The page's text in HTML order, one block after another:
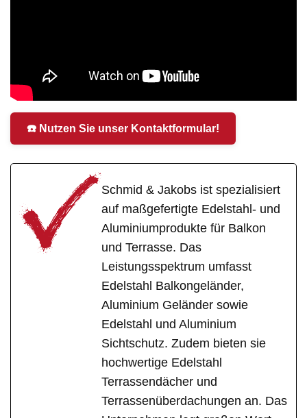
☎️ Nutzen Sie unser Kontaktformular!
Schmid & Jakobs ist spezialisiert
auf maßgefertigte Edelstahl- und
Aluminiumprodukte für Balkon
und Terrasse. Das
Leistungsspektrum umfasst
Edelstahl Balkongeländer,
Aluminium Geländer sowie
Edelstahl und Aluminium
Sichtschutz. Zudem bieten sie
hochwertige Edelstahl
Terrassendächer und
Terrassenüberdachungen an. Das